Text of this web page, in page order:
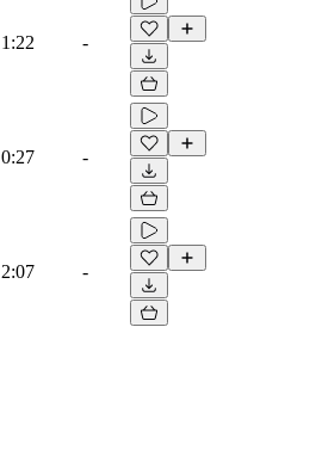
1:22 -
0:27 -
2:07 -